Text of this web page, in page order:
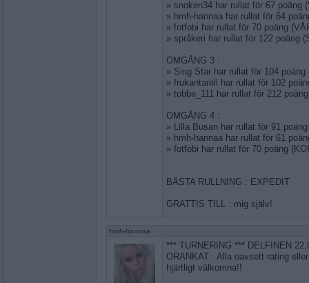
» snoken34 har rullat för 67 poäng
» hmh-hannaa har rullat för 64
» fotfobi har rullat för 70 poäng
» språkeri har rullat för 122 poäng
OMGÅNG 3 :
» Sing Star har rullat för 104 poäng
» frukantarell har rullat för 102
» tobbe_111 har rullat för 212
OMGÅNG 4 :
» Lilla Busan har rullat för 91
» hmh-hannaa har rullat för 61
» fotfobi har rullat för 70 poäng
BÄSTA RULLNING : EXPEDIT
GRATTIS TILL : mig själv!
hmh-hannaa
*** TURNERING *** DELFINEN
ORANKAT . Alla oavsett rating
hjärtligt välkomna!!